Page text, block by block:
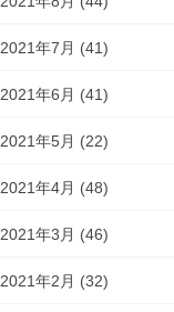
2021年7月 (41)
2021年6月 (41)
2021年5月 (22)
2021年4月 (48)
2021年3月 (46)
2021年2月 (32)